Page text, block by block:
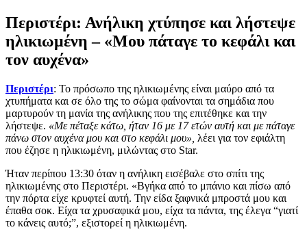
Περιστέρι: Ανήλικη χτύπησε και λήστεψε
ηλικιωμένη – «Μου πάταγε το κεφάλι και
τον αυχένα»
Περιστέρι: Το πρόσωπο της ηλικιωμένης είναι μαύρο από τα
χτυπήματα και σε όλο της το σώμα φαίνονται τα σημάδια που
μαρτυρούν τη μανία της ανήλικης που της επιτέθηκε και την
λήστεψε. «Με πέταξε κάτω, ήταν 16 με 17 ετών αυτή και με πάταγε
πάνω στον αυχένα μου και στο κεφάλι μου», λέει για τον εφιάλτη
που έζησε η ηλικιωμένη, μιλώντας στο Star.
Ήταν περίπου 13:30 όταν η ανήλικη εισέβαλε στο σπίτι της
ηλικιωμένης στο Περιστέρι. «Βγήκα από το μπάνιο και πίσω από
την πόρτα είχε κρυφτεί αυτή. Την είδα ξαφνικά μπροστά μου και
έπαθα σοκ. Είχα τα χρυσαφικά μου, είχα τα πάντα, της έλεγα “γιατί
το κάνεις αυτό;”, εξιστορεί η ηλικιωμένη.